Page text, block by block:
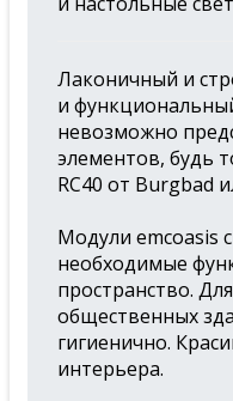
Лаконичный и
и
невозможно
элементов, будь
RС40 от Burgbad
Модули emcoasis
необходимые
пространство.
общественных
гигиенично.
интерьера.